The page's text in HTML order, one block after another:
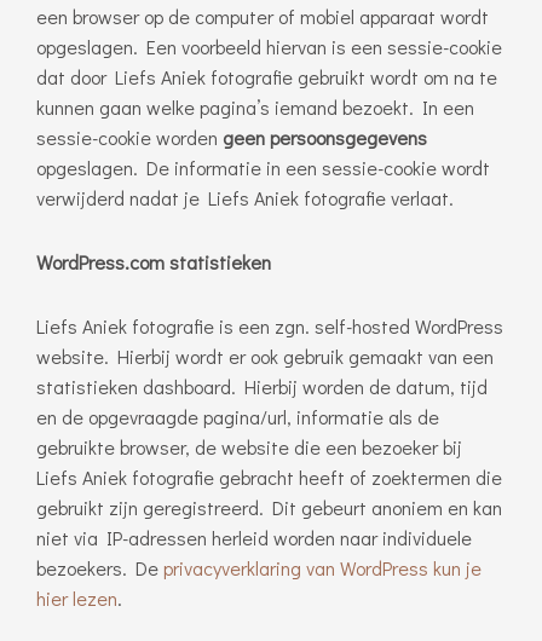
een browser op de computer of mobiel apparaat wordt
opgeslagen. Een voorbeeld hiervan is een sessie-cookie
dat door Liefs Aniek fotografie gebruikt wordt om na te
kunnen gaan welke pagina’s iemand bezoekt. In een
sessie-cookie worden geen persoonsgegevens
opgeslagen. De informatie in een sessie-cookie wordt
verwijderd nadat je Liefs Aniek fotografie verlaat.
WordPress.com statistieken
Liefs Aniek fotografie is een zgn. self-hosted WordPress
website. Hierbij wordt er ook gebruik gemaakt van een
statistieken dashboard. Hierbij worden de datum, tijd
en de opgevraagde pagina/url, informatie als de
gebruikte browser, de website die een bezoeker bij
Liefs Aniek fotografie gebracht heeft of zoektermen die
gebruikt zijn geregistreerd. Dit gebeurt anoniem en kan
niet via IP-adressen herleid worden naar individuele
bezoekers. Deprivacyverklaring van WordPress kun je
hier lezen.